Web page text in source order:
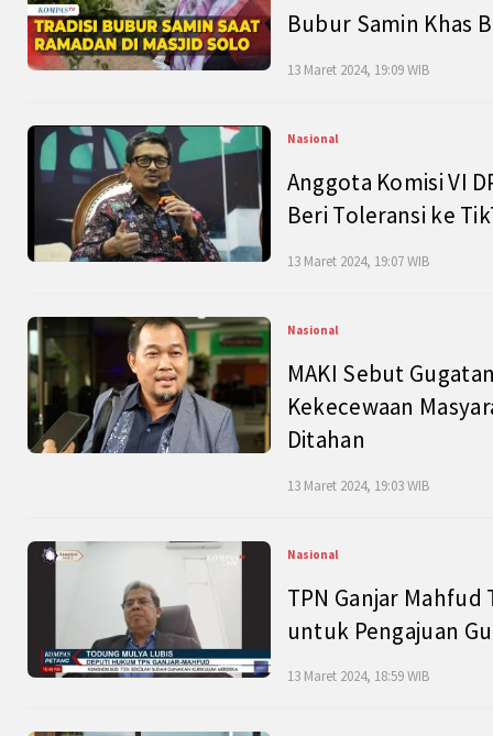
Bubur Samin Khas
13 Maret 2024, 19:09 WIB
Nasional
Anggota Komisi VI
Beri Toleransi ke
13 Maret 2024, 19:07 WIB
Nasional
MAKI Sebut
Kekecewaan
Ditahan
13 Maret 2024, 19:03 WIB
Nasional
TPN Ganjar
untuk Pengajuan
13 Maret 2024, 18:59 WIB